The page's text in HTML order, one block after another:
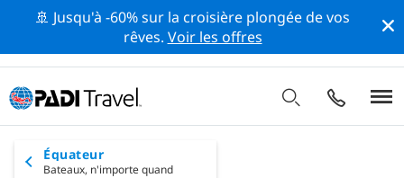
🚢 Jusqu'à -60% sur la croisière plongée de vos
rêves. Voir les offres
Équateur
Bateaux, n'importe quand